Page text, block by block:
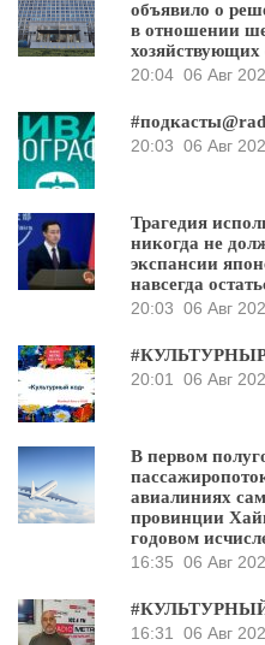
объявило о
в отношении
хозяйствующих
20:04 06 Авг
20:03 06 Авг
Трагедия
никогда не
экспансии
навсегда
20:03 06 Авг
20:01 06 Авг
В первом
авиалиниях
провинции
годовом
16:35 06 Авг
16:31 06 Авг